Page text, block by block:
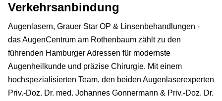
Verkehrsanbindung
Augenlasern, Grauer Star OP & Linsenbehandlungen -
das AugenCentrum am Rothenbaum zählt zu den
führenden Hamburger Adressen für modernste
Augenheilkunde und präzise Chirurgie. Mit einem
hochspezialisierten Team, den beiden Augenlaserexperten
Priv.-Doz. Dr. med. Johannes Gonnermann & Priv.-Doz. Dr.